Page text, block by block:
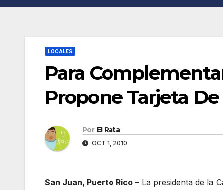
LOCALES
Para
Propone Tarjeta De
Por El Rata
OCT 1, 2010
San Juan, Puerto Rico– La presidenta de la